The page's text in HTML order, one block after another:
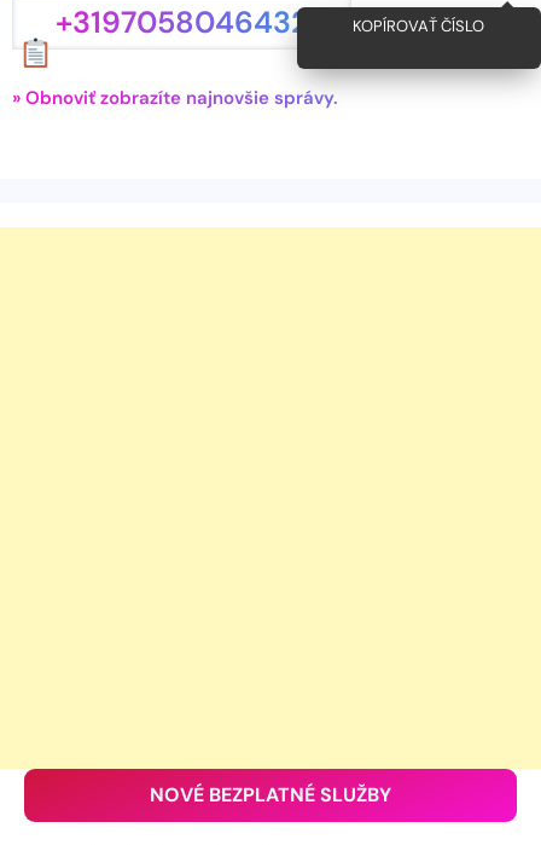
+3197058046432 KOPÍROVAŤ ČÍSLO
» Obnoviť zobrazíte najnovšie správy.
NOVÉ BEZPLATNÉ SLUŽBY